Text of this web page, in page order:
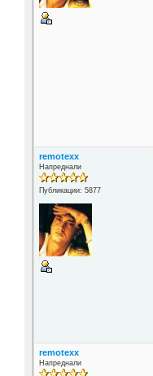
remotexx
Напреднали
Публикации: 5877
remotexx
Напреднали